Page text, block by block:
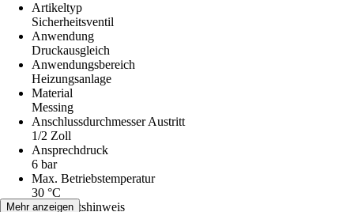
Artikeltyp
Sicherheitsventil
Anwendung
Druckausgleich
Anwendungsbereich
Heizungsanlage
Material
Messing
Anschlussdurchmesser Austritt
1/2 Zoll
Ansprechdruck
6 bar
Max. Betriebstemperatur
30 °C
Sicherheitshinweis
Mehr anzeigen